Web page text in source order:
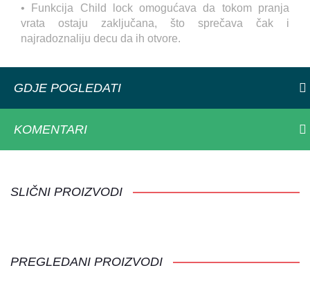
• Funkcija Child lock omogućava da tokom pranja
vrata ostaju zaključana, što sprečava čak i
najradoznaliju decu da ih otvore.
GDJE POGLEDATI
KOMENTARI
SLIČNI PROIZVODI
PREGLEDANI PROIZVODI